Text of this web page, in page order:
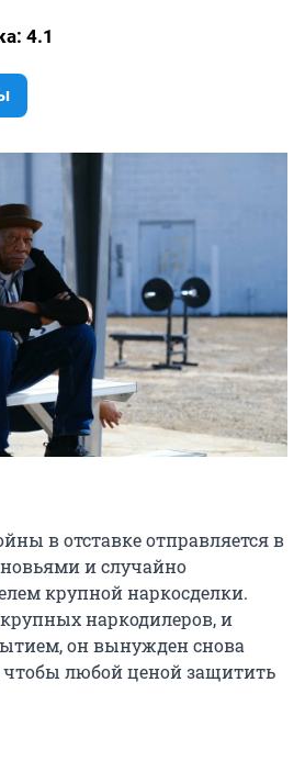
4.1
в отставке отправляется в
и случайно
крупной наркосделки.
наркодилеров, и
он вынужден снова
чтобы любой ценой защитить